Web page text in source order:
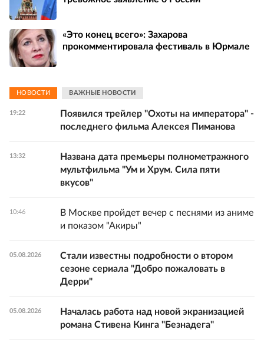
«Это конец всего»: Захарова
прокомментировала фестиваль в Юрмале
НОВОСТИ ВАЖНЫЕ НОВОСТИ
19:22
Появился трейлер "Охоты на императора" -
последнего фильма Алексея Пиманова
13:32
Названа дата премьеры полнометражного
мультфильма "Ум и Хрум. Сила пяти
вкусов"
10:46
В Москве пройдет вечер с песнями из аниме
и показом "Акиры"
05.08.2026
Стали известны подробности о втором
сезоне сериала "Добро пожаловать в
Дерри"
05.08.2026
Началась работа над новой экранизацией
романа Стивена Кинга "Безнадега"